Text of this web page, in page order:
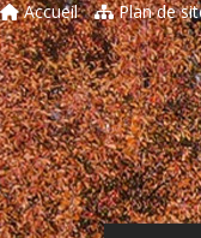
Accueil Plan de